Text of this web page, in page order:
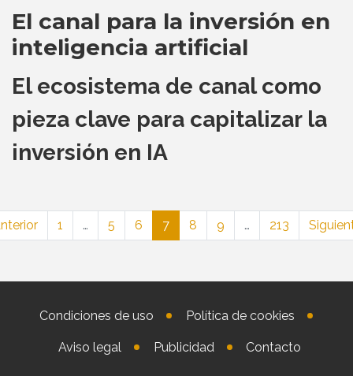
El canal para la inversión en
inteligencia artificial
El ecosistema de canal como
pieza clave para capitalizar la
inversión en IA
1 … 5 6 7 8 9 … 213
Condiciones de uso Política de cookies
Aviso legal Publicidad Contacto